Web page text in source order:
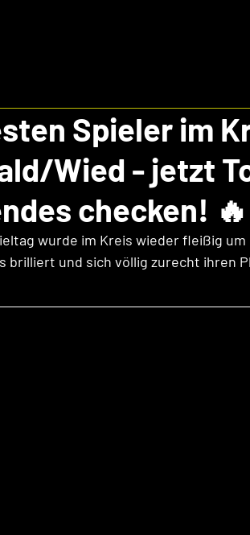
Spieler im
Wied - jetzt
checken! 🔥
wurde im Kreis wieder fleißig
brilliert und sich völlig zurecht ihren